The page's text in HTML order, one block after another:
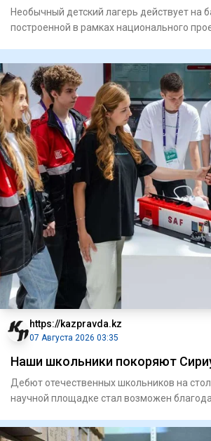
Необычный детский лагерь действует на
построенной в рамках национального
https://kazpravda.kz
07 Августа 2026 03:35
Наши школьники покоряют
Дебют отечественных школьников на
научной площадке стал возможен